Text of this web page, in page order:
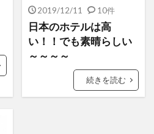
2019/12/11 10件
日本のホテルは高
い！！でも素晴らしい
～～～～
続きを読む